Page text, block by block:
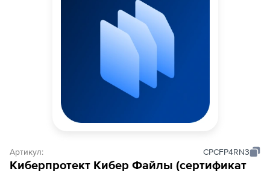
Артикул: CPCFP4RN3
Киберпротект Кибер Файлы (сертификат